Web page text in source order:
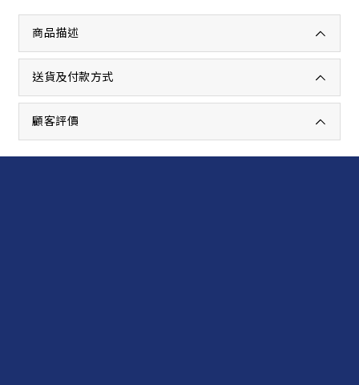
商品描述
送貨及付款方式
顧客評價